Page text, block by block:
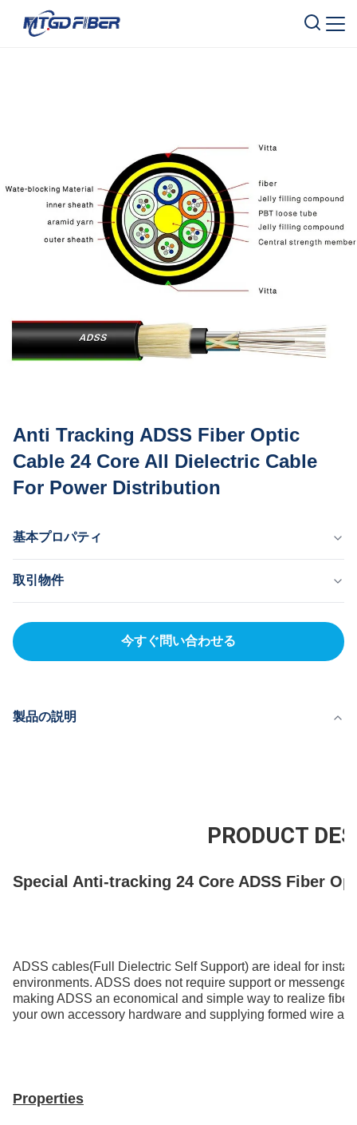
Anti Tracking ADSS Fiber Optic
Cable 24 Core All Dielectric Cable
For Power Distribution
基本プロパティ
ドン・グアン 中国
ブランド名
MingTong
証明書
ISO
取引物件
20km
単価
LC、T/T
供給能力
今すぐ問い合わせる
製品の説明
PRODUCT
Special Anti-tracking 24 Core ADSS Fiber
ADSS cables(Full Dielectric Self Support) are ideal for
environments. ADSS does not require support or
making ADSS an economical and simple way to realize
your own accessory hardware and supplying formed wire
Properties